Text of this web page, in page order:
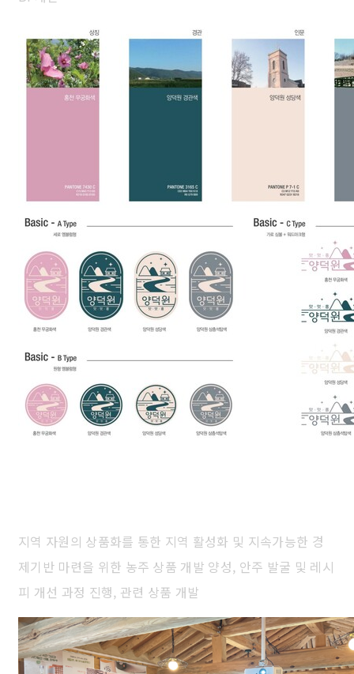
지역 자원의 상품화를 통한 지역 활성화 및 지속가능한 경
제기반 마련을 위한 농주 상품 개발 양성, 안주 발굴 및 레시
피 개선 과정 진행, 관련 상품 개발